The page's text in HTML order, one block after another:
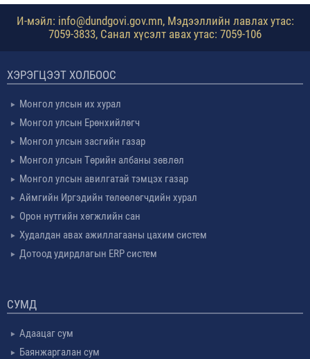
И-мэйл: info@dundgovi.gov.mn, Мэдээллийн лавлах утас:
7059-3833, Санал хүсэлт авах утас: 7059-106
ХЭРЭГЦЭЭТ ХОЛБООС
Монгол улсын их хурал
Монгол улсын Ерөнхийлөгч
Монгол улсын засгийн газар
Монгол улсын Төрийн албаны зөвлөл
Монгол улсын авилгатай тэмцэх газар
Аймгийн Иргэдийн төлөөлөгчдийн хурал
Орон нутгийн хөгжлийн сан
Худалдан авах ажиллагааны цахим систем
Дотоод удирдлагын ERP систем
СУМД
Адаацаг сум
Баянжаргалан сум